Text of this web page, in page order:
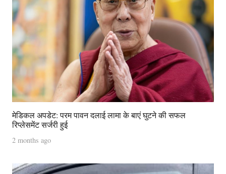
मेडिकल अपडेट: परम पावन दलाई लामा के बाएं घुटने की सफल
रिप्लेसमेंट सर्जरी हुई
2 months ago